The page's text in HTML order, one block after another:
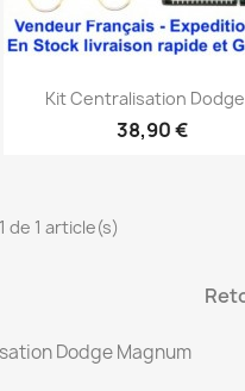
Kit Centralisation
38,90 €
de 1 article(s)
Dodge Magnum